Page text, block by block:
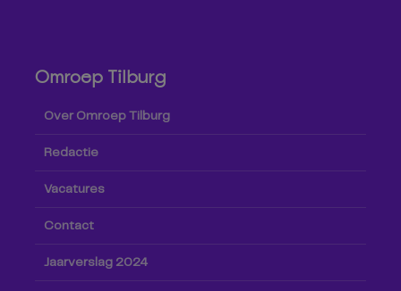
Omroep Tilburg
Over Omroep Tilburg
Redactie
Vacatures
Contact
Jaarverslag 2024